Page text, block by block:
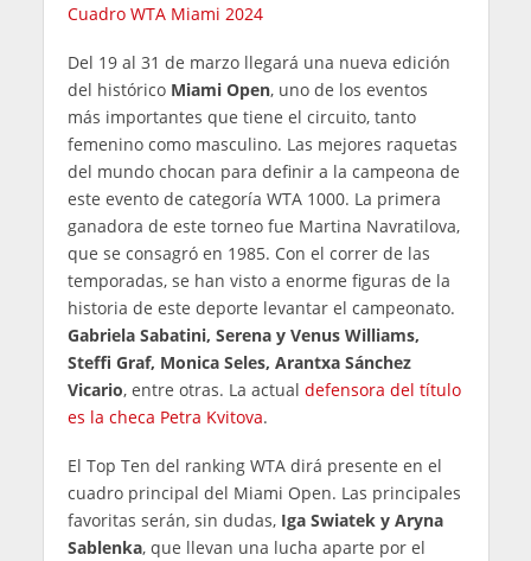
Cuadro WTA Miami 2024
Del 19 al 31 de marzo llegará una nueva edición
del histórico Miami Open, uno de los eventos
más importantes que tiene el circuito, tanto
femenino como masculino. Las mejores raquetas
del mundo chocan para definir a la campeona de
este evento de categoría WTA 1000. La primera
ganadora de este torneo fue Martina Navratilova,
que se consagró en 1985. Con el correr de las
temporadas, se han visto a enorme figuras de la
historia de este deporte levantar el campeonato.
Gabriela Sabatini, Serena y Venus Williams,
Steffi Graf, Monica Seles, Arantxa Sánchez
Vicario, entre otras. La actual defensora del título
es la checa Petra Kvitova.
El Top Ten del ranking WTA dirá presente en el
cuadro principal del Miami Open. Las principales
favoritas serán, sin dudas, Iga Swiatek y Aryna
Sablenka, que llevan una lucha aparte por el